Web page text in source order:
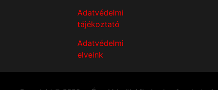
Adatvédelmi
tájékoztató
Adatvédelmi
elveink